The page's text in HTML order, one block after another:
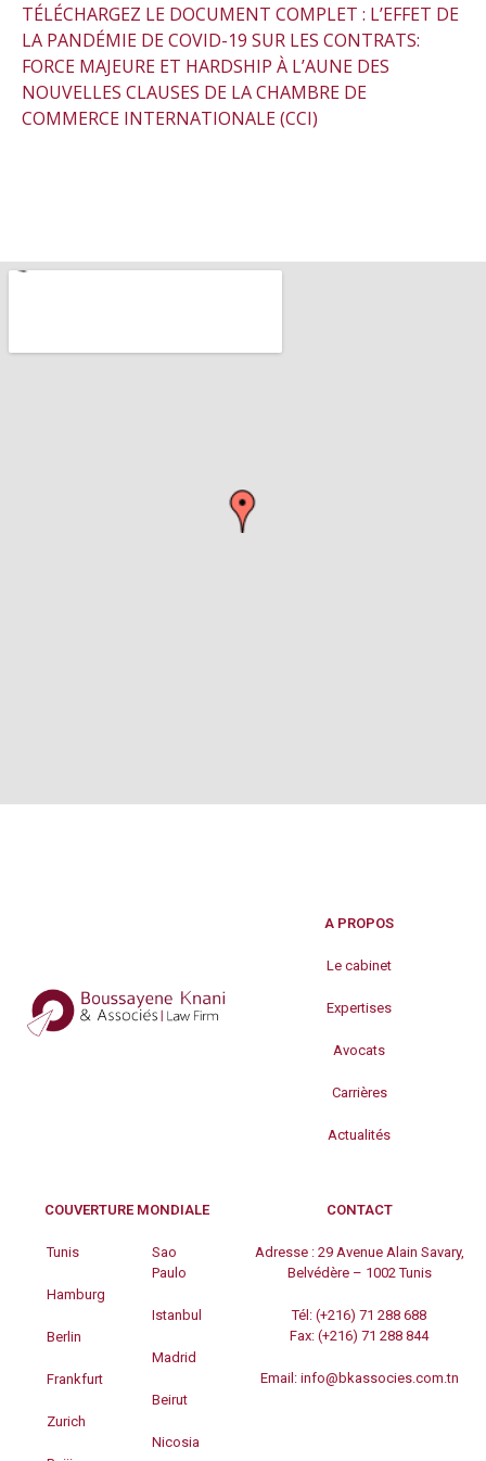
TÉLÉCHARGEZ LE DOCUMENT COMPLET : L’EFFET DE
LA PANDÉMIE DE COVID-19 SUR LES CONTRATS:
FORCE MAJEURE ET HARDSHIP À L’AUNE DES
NOUVELLES CLAUSES DE LA CHAMBRE DE
COMMERCE INTERNATIONALE (CCI)
A PROPOS
Le cabinet
Expertises
Avocats
Carrières
Actualités
COUVERTURE MONDIALE
Tunis
Hamburg
Berlin
Frankfurt
Zurich
Sao
Paulo
Istanbul
Madrid
Beirut
Nicosia
CONTACT
Adresse : 29 Avenue Alain Savary,
Belvédère – 1002 Tunis
Tél: (+216) 71 288 688
Fax: (+216) 71 288 844
Email: info@bkassocies.com.tn